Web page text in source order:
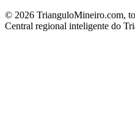
© 2026 TrianguloMineiro.com,
Central regional inteligente do